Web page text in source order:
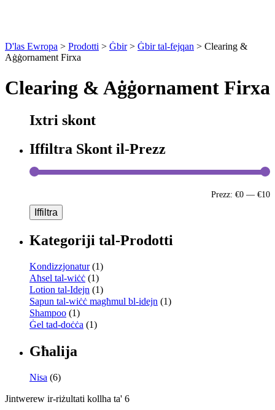
D'las Ewropa > Prodotti > Ġbir> Ġbir tal-fejqan > Clearing &
Aġġornament Firxa
Clearing & Aġġornament Firxa
Ixtri skont
Iffiltra Skont il-Prezz
Prezz: €0 — €10
Iffiltra
Kategoriji tal-Prodotti
Kondizzjonatur (1)
Aħsel tal-wiċċ (1)
Lotion tal-Idejn (1)
Sapun tal-wiċċ magħmul bl-idejn (1)
Shampoo (1)
Ġel tad-doċċa (1)
Għalija
Nisa (6)
Jintwerew ir-riżultati kollha ta' 6